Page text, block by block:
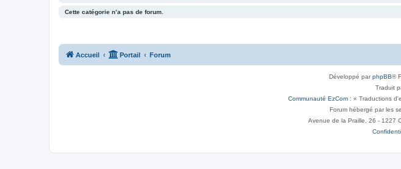
Cette catégorie n’a pas de forum.
Accueil Portail Forum
Développé parphpBB®
Traduit
Communauté EzCom : « Traductions
Forum hébergé par les
Avenue de la Praille, 26 - 1227